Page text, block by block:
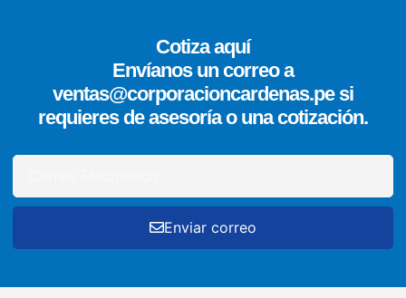
Cotiza aquí
Envíanos un correo a
ventas@corporacioncardenas.pe si
requieres de asesoría o una cotización.
Enviar correo